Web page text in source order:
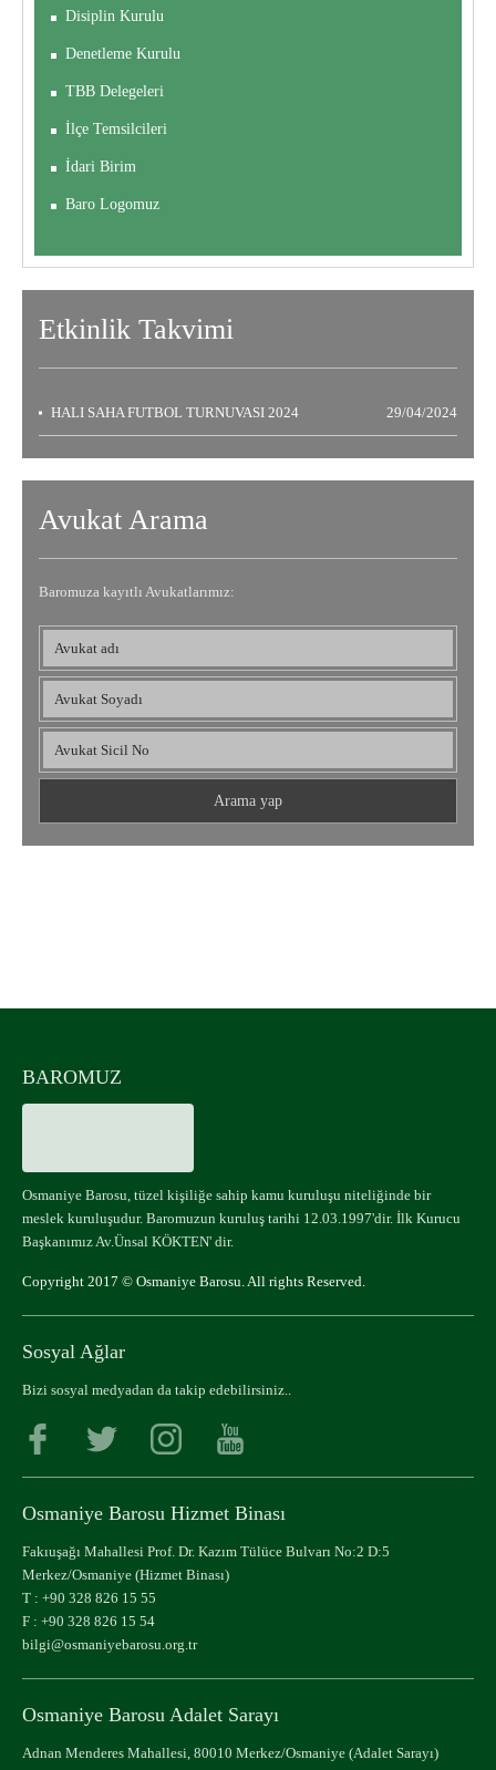
Disiplin Kurulu
Denetleme Kurulu
TBB Delegeleri
İlçe Temsilcileri
İdari Birim
Baro Logomuz
Etkinlik Takvimi
29/04/2024
HALI SAHA FUTBOL TURNUVASI 2024
Avukat Arama
Baromuza kayıtlı Avukatlarımız:
BAROMUZ
Osmaniye Barosu, tüzel kişiliğe sahip kamu kuruluşu niteliğinde bir
meslek kuruluşudur. Baromuzun kuruluş tarihi 12.03.1997'dir. İlk Kurucu
Başkanımız Av.Ünsal KÖKTEN' dir.
Copyright 2017 © Osmaniye Barosu. All rights Reserved.
Sosyal Ağlar
Bizi sosyal medyadan da takip edebilirsiniz..
Osmaniye Barosu Hizmet Binası
Fakıuşağı Mahallesi Prof. Dr. Kazım Tülüce Bulvarı No:2 D:5
Merkez/Osmaniye (Hizmet Binası)
T : +90 328 826 15 55
F : +90 328 826 15 54
bilgi@osmaniyebarosu.org.tr
Osmaniye Barosu Adalet Sarayı
Adnan Menderes Mahallesi, 80010 Merkez/Osmaniye (Adalet Sarayı)